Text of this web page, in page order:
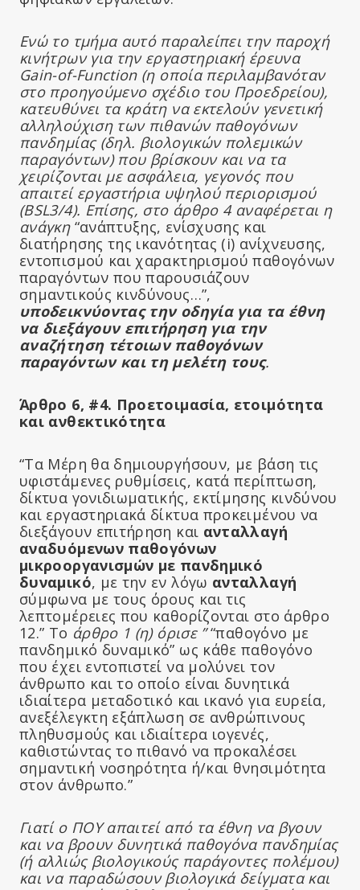
Ενώ το τμήμα αυτό παραλείπει την παροχή
κινήτρων για την εργαστηριακή έρευνα
Gain-of-Function (η οποία περιλαμβανόταν
στο προηγούμενο σχέδιο του Προεδρείου),
κατευθύνει τα κράτη να εκτελούν γενετική
αλληλούχιση των πιθανών παθογόνων
πανδημίας (δηλ. βιολογικών πολεμικών
παραγόντων) που βρίσκουν και να τα
χειρίζονται με ασφάλεια, γεγονός που
απαιτεί εργαστήρια υψηλού περιορισμού
(BSL3/4). Επίσης, στο άρθρο 4 αναφέρεται η
ανάγκη “ανάπτυξης, ενίσχυσης και
διατήρησης της ικανότητας (i) ανίχνευσης,
εντοπισμού και χαρακτηρισμού παθογόνων
παραγόντων που παρουσιάζουν
σημαντικούς κινδύνους…”,
υποδεικνύοντας την οδηγία για τα έθνη
να διεξάγουν επιτήρηση για την
αναζήτηση τέτοιων παθογόνων
παραγόντων και τη μελέτη τους.
Άρθρο 6, #4. Προετοιμασία, ετοιμότητα
και ανθεκτικότητα
“Τα Μέρη θα δημιουργήσουν, με βάση τις
υφιστάμενες ρυθμίσεις, κατά περίπτωση,
δίκτυα γονιδιωματικής, εκτίμησης κινδύνου
και εργαστηριακά δίκτυα προκειμένου να
διεξάγουν επιτήρηση και ανταλλαγή
αναδυόμενων παθογόνων
μικροοργανισμών με πανδημικό
δυναμικό, με την εν λόγω ανταλλαγή
σύμφωνα με τους όρους και τις
λεπτομέρειες που καθορίζονται στο άρθρο
12.” Το άρθρο 1 (η) όρισε ”“παθογόνο με
πανδημικό δυναμικό” ως κάθε παθογόνο
που έχει εντοπιστεί να μολύνει τον
άνθρωπο και το οποίο είναι δυνητικά
ιδιαίτερα μεταδοτικό και ικανό για ευρεία,
ανεξέλεγκτη εξάπλωση σε ανθρώπινους
πληθυσμούς και ιδιαίτερα ιογενές,
καθιστώντας το πιθανό να προκαλέσει
σημαντική νοσηρότητα ή/και θνησιμότητα
στον άνθρωπο.”
Γιατί ο ΠΟΥ απαιτεί από τα έθνη να βγουν
και να βρουν δυνητικά παθογόνα πανδημίας
(ή αλλιώς βιολογικούς παράγοντες πολέμου)
και να παραδώσουν βιολογικά δείγματα και